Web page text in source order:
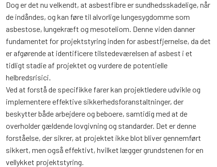
Dog er det nu velkendt, at asbestfibre er sundhedsskadelige, når
de indåndes, og kan føre til alvorlige lungesygdomme som
asbestose, lungekræft og mesoteliom. Denne viden danner
fundamentet for projektstyring inden for asbestfjernelse, da det
er afgørende at identificere tilstedeværelsen af asbest i et
tidligt stadie af projektet og vurdere de potentielle
helbredsrisici.
Ved at forstå de specifikke farer kan projektledere udvikle og
implementere effektive sikkerhedsforanstaltninger, der
beskytter både arbejdere og beboere, samtidig med at de
overholder gældende lovgivning og standarder. Det er denne
forståelse, der sikrer, at projektet ikke blot bliver gennemført
sikkert, men også effektivt, hvilket lægger grundstenen for en
vellykket projektstyring.